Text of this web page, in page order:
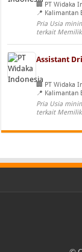
PT Widaka
Kalimantan
Pria Usia
terkait
Assistant
PT Widaka
Kalimantan
Pria Usia
terkait